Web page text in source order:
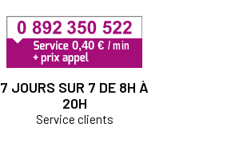
7 JOURS SUR 7 DE 8H À
20H
Service clients